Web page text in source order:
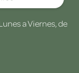
a Viernes, de